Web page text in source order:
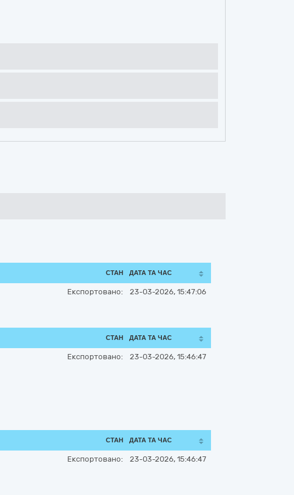
СТАН ДАТА ТА ЧАС
Експортовано: 23-03-2026, 15:47:06
СТАН ДАТА ТА ЧАС
Експортовано: 23-03-2026, 15:46:47
СТАН ДАТА ТА ЧАС
Експортовано: 23-03-2026, 15:46:47